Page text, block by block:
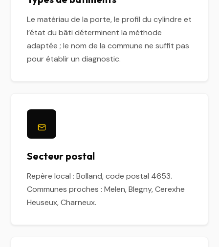
Le matériau de la porte, le profil du cylindre et
l’état du bâti déterminent la méthode
adaptée ; le nom de la commune ne suffit pas
pour établir un diagnostic.
Secteur postal
Repère local : Bolland, code postal 4653.
Communes proches : Melen, Blegny, Cerexhe
Heuseux, Charneux.